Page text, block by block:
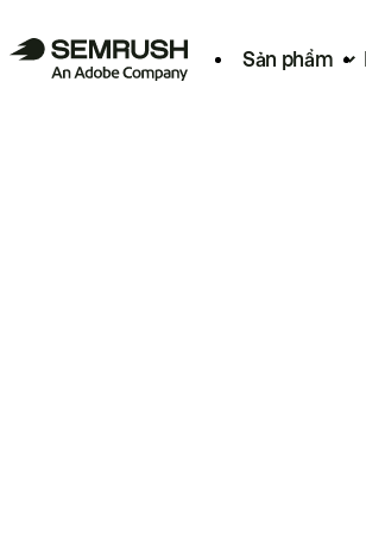
Sản phẩm